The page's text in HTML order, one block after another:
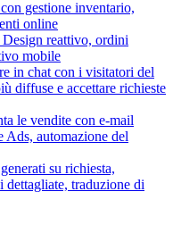
gestione inventario,
online
Design reattivo, ordini
mobile
in chat con i visitatori del
diffuse e accettare richieste
le vendite con e-mail
Ads, automazione del
su richiesta,
traduzione di